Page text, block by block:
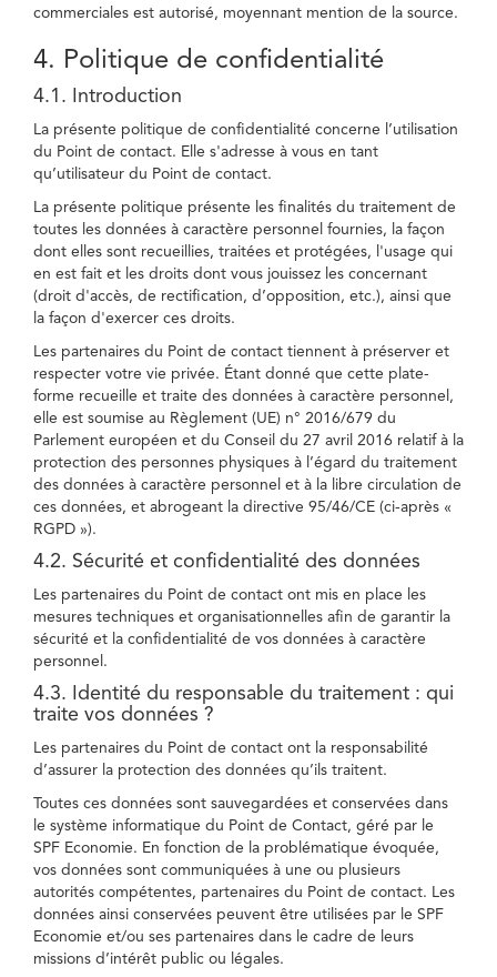
commerciales est autorisé, moyennant mention de la source.
4. Politique de confidentialité
4.1. Introduction
La présente politique de confidentialité concerne l’utilisation
du Point de contact. Elle s'adresse à vous en tant
qu’utilisateur du Point de contact.
La présente politique présente les finalités du traitement de
toutes les données à caractère personnel fournies, la façon
dont elles sont recueillies, traitées et protégées, l'usage qui
en est fait et les droits dont vous jouissez les concernant
(droit d'accès, de rectification, d’opposition, etc.), ainsi que
la façon d'exercer ces droits.
Les partenaires du Point de contact tiennent à préserver et
respecter votre vie privée. Étant donné que cette plate-
forme recueille et traite des données à caractère personnel,
elle est soumise au Règlement (UE) n° 2016/679 du
Parlement européen et du Conseil du 27 avril 2016 relatif à la
protection des personnes physiques à l’égard du traitement
des données à caractère personnel et à la libre circulation de
ces données, et abrogeant la directive 95/46/CE (ci-après «
RGPD »).
4.2. Sécurité et confidentialité des données
Les partenaires du Point de contact ont mis en place les
mesures techniques et organisationnelles afin de garantir la
sécurité et la confidentialité de vos données à caractère
personnel.
4.3. Identité du responsable du traitement : qui
traite vos données ?
Les partenaires du Point de contact ont la responsabilité
d’assurer la protection des données qu’ils traitent.
Toutes ces données sont sauvegardées et conservées dans
le système informatique du Point de Contact, géré par le
SPF Economie. En fonction de la problématique évoquée,
vos données sont communiquées à une ou plusieurs
autorités compétentes, partenaires du Point de contact. Les
données ainsi conservées peuvent être utilisées par le SPF
Economie et/ou ses partenaires dans le cadre de leurs
missions d’intérêt public ou légales.